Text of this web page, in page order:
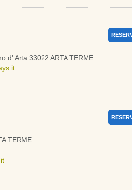
d' Arta 33022 ARTA TERME
TERME